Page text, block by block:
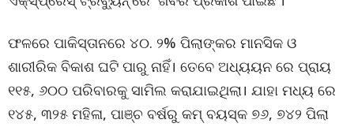
ଫଳରେ ପାକିସ୍ତାନରେ ୪୦. ୨% ପିଲାଙ୍କର ମାନସିକ ଓ
ଶାରୀରିକ ବିକାଶ ଘଟି ପାରୁ ନାହିଁ। ତେବେ ଅଧ୍ୟୟନ ରେ ପ୍ରାୟ
୧୧୫, ୬୦୦ ପରିବାରକୁ ସାମିଲ କରାଯାଇଥିଲା। ଯାହା ମଧ୍ୟ ରେ
୧୪୫, ୩୨୫ ମହିଳା, ପାଞ୍ଚ ବର୍ଷରୁ କମ୍‌ ବୟସ୍କ ୭୬, ୭୪୨ ପିଲା